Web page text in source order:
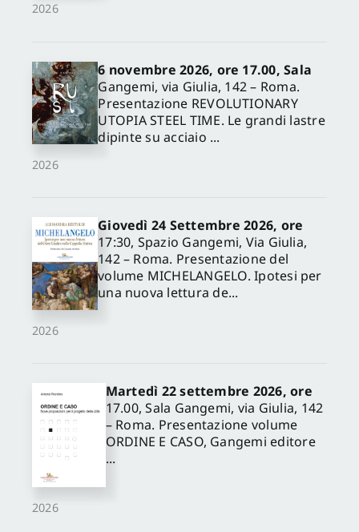
2026
2026
6 novembre 2026, ore 17.00, Sala
Gangemi, via Giulia, 142 – Roma.
Presentazione REVOLUTIONARY
UTOPIA STEEL TIME. Le grandi lastre
dipinte su acciaio ...
2026
Giovedì 24 Settembre 2026, ore
17:30, Spazio Gangemi, Via Giulia,
142 – Roma. Presentazione del
volume MICHELANGELO. Ipotesi per
una nuova lettura de...
2026
Martedì 22 settembre 2026, ore
17.00, Sala Gangemi, via Giulia, 142
– Roma. Presentazione volume
ORDINE E CASO, Gangemi editore
...